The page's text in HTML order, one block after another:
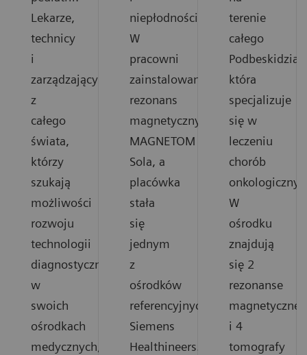
Lekarze,
technicy
i
zarządzający
z
całego
świata,
którzy
szukają
możliwości
rozwoju
technologii
diagnostycznych
w
swoich
ośrodkach
medycznych,
niepłodności.
W
pracowni
zainstalowano
rezonans
magnetyczny
MAGNETOM
Sola, a
placówka
stała
się
jednym
z
ośrodków
referencyjnych
Siemens
Healthineers.
terenie
całego
Podbeskidzia,
która
specjalizuje
się w
leczeniu
chorób
W
ośrodku
znajdują
się 2
rezonanse
magnetyczne
i 4
tomografy